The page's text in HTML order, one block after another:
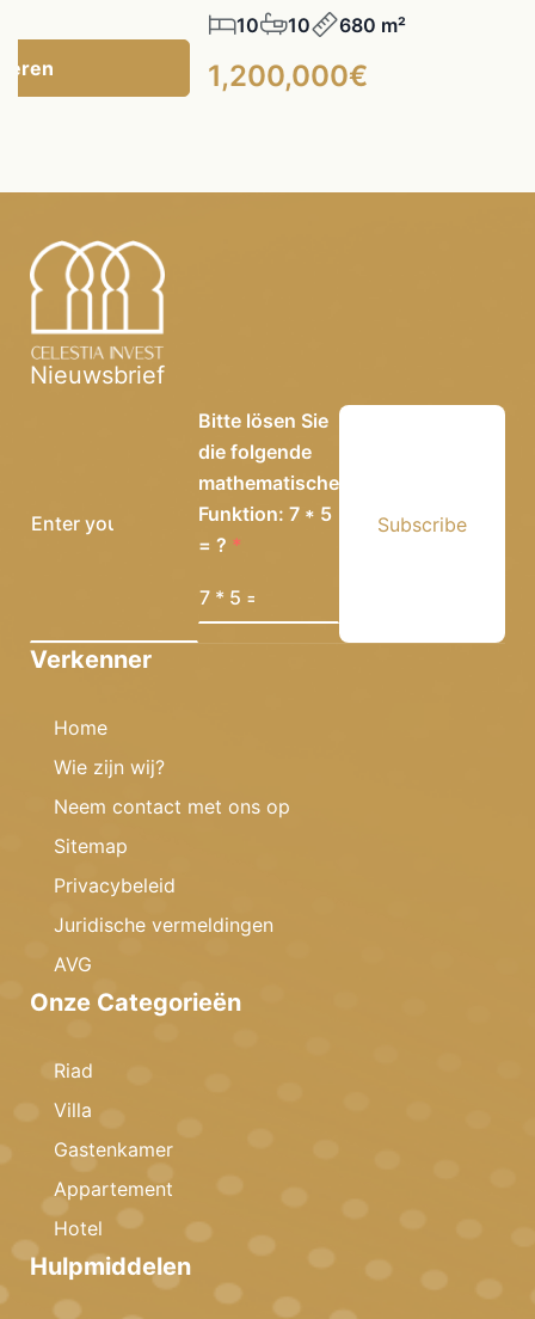
10 10 680 m²
1,200,000€
Nieuwsbrief
Bitte lösen Sie
die folgende
mathematische
Funktion: 7 * 5
= ?
Subscribe
Verkenner
Home
Wie zijn wij?
Neem contact met ons op
Sitemap
Privacybeleid
Juridische vermeldingen
AVG
Onze Categorieën
Riad
Villa
Gastenkamer
Appartement
Hotel
Hulpmiddelen